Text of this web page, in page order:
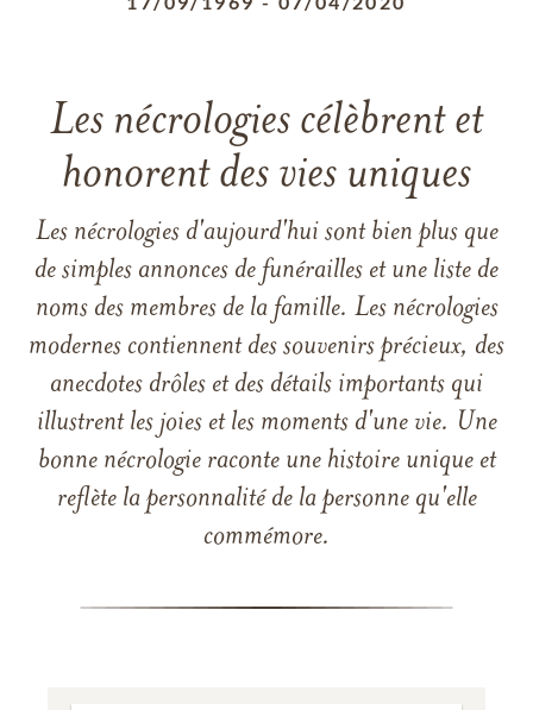
Les nécrologies célèbrent et
honorent des vies uniques
Les nécrologies d'aujourd'hui sont bien plus que
de simples annonces de funérailles et une liste de
noms des membres de la famille. Les nécrologies
modernes contiennent des souvenirs précieux, des
anecdotes drôles et des détails importants qui
illustrent les joies et les moments d'une vie. Une
bonne nécrologie raconte une histoire unique et
reflète la personnalité de la personne qu'elle
commémore.